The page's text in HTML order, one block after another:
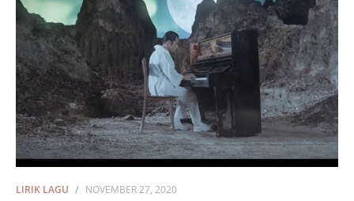
LIRIK LAGU NOVEMBER 27, 2020